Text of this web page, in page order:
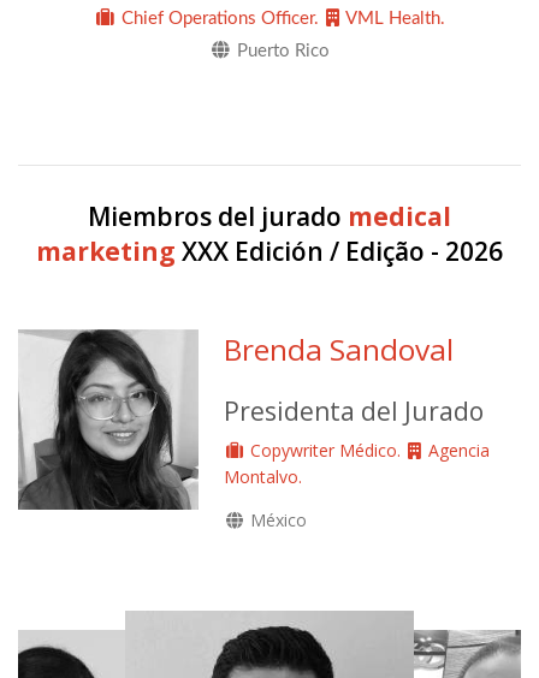
Chief Operations Officer.
VML Health.
Puerto Rico
Miembros del jurado medical
marketing XXX Edición / Edição - 2026
Brenda Sandoval
Presidenta del Jurado
Copywriter Médico.
Agencia
Montalvo.
México